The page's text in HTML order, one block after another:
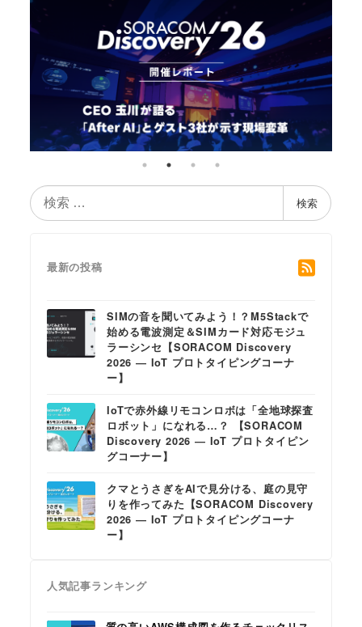
検
索
検索
最新の投稿
SIMの音を聞いてみよう！？M5Stackで
始める電波測定＆SIMカード対応モジュ
ラーシンセ【SORACOM Discovery
2026 ― IoT プロトタイピングコーナ
ー】
IoTで赤外線リモコンロボは「全地球探査
ロボット」になれる…？ 【SORACOM
Discovery 2026 ― IoT プロトタイピン
グコーナー】
クマとうさぎをAIで見分ける、庭の見守
りを作ってみた【SORACOM Discovery
2026 ― IoT プロトタイピングコーナ
ー】
人気記事ランキング